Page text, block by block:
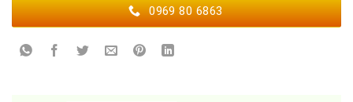
0969 80 6863